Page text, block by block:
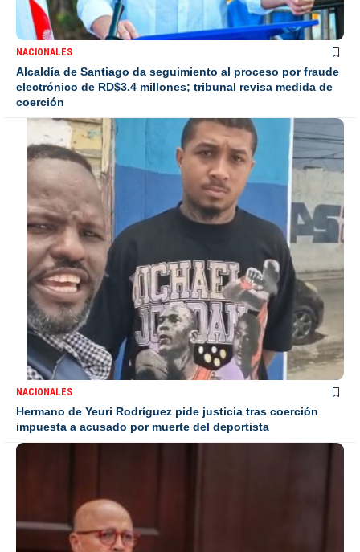
NACIONALES
Alcaldía de Santiago da seguimiento al proceso por fraude
electrónico de RD$3.4 millones; tribunal revisa medida de
coerción
NACIONALES
Hermano de Yeuri Rodríguez pide justicia tras coerción
impuesta a acusado por muerte del deportista